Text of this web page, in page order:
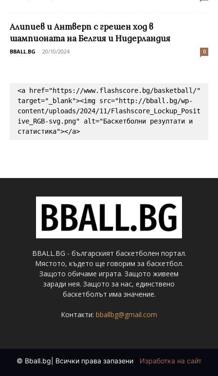
Алипиев и Антверп с грешен ход в
шампионата на Белгия и Нидерландия
BBALL.BG - 20/10/2024 0
<a href="https://www.flashscore.bg/basketball/"
target="_blank"><img src="http://bball.bg/wp-
content/uploads/2024/11/Flashscore_Lockup_Posit
ive_RGB-svg.png" alt="Баскетболни резултати и
статистика"></a>
BBALL.BG - българският баскетболен портал.
Мястото, където ще говорим за баскетбол.
Защото обичаме играта. Защото живеем
заради нея. Защото за нас, единствено
баскетболът има значение.
Контакти: bballbg@gmail.com
© Bball.bg| Всички права запазени Изработка на сайт